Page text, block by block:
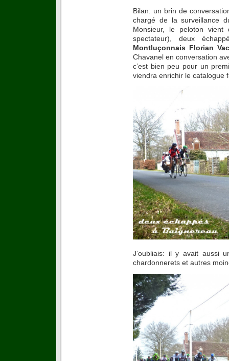
Bilan: un brin de
chargé de la surveillance
Monsieur, le peloton vient
spectateur), deux
Montluçonnais Florian
Chavanel en conversation
c’est bien peu pour un
viendra enrichir le catalogue
J’oubliais: il y avait aussi
chardonnerets et autres